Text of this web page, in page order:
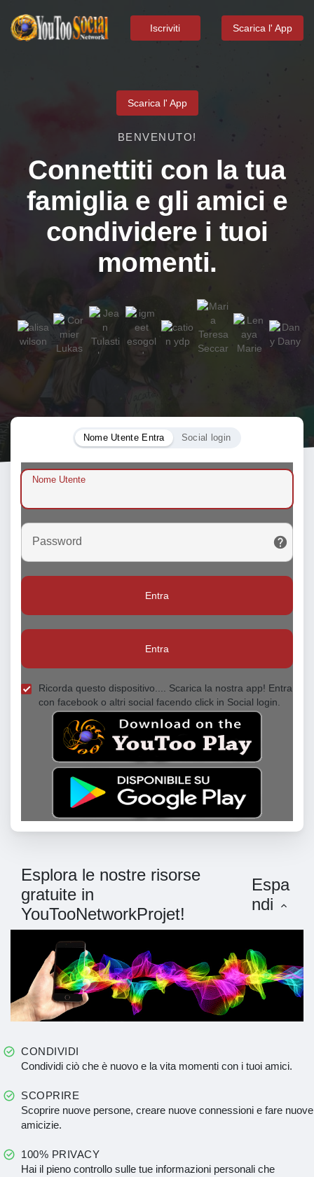
Iscriviti Scarica l' App
Scarica l' App
BENVENUTO!
Connettiti con la tua
famiglia e gli amici e
condividere i tuoi
momenti.
Nome Utente Entra Social login
Nome Utente
Password
Entra
Entra
Ricorda questo dispositivo.... Scarica la nostra app! Entra
con facebook o altri social facendo click in Social login.
Esplora le nostre risorse
gratuite in
YouTooNetworkProjet!
Espa
ndi
CONDIVIDI
Condividi ciò che è nuovo e la vita momenti con i tuoi amici.
SCOPRIRE
Scoprire nuove persone, creare nuove connessioni e fare nuove
amicizie.
100% PRIVACY
Hai il pieno controllo sulle tue informazioni personali che